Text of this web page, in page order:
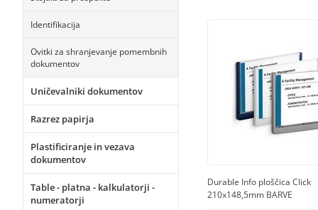
Identifikacija
Ovitki za shranjevanje pomembnih
dokumentov
Uničevalniki dokumentov
Razrez papirja
Plastificiranje in vezava
dokumentov
Table - platna - kalkulatorji -
numeratorji
Durable Info ploščica Click
210x148,5mm BARVE